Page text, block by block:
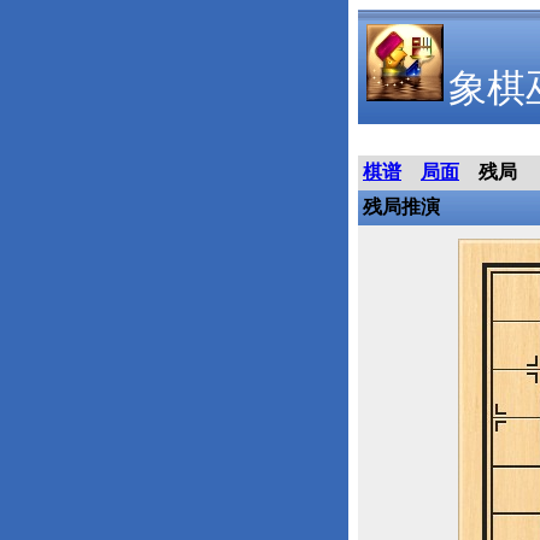
象棋
棋谱 局面
残局
残局推演